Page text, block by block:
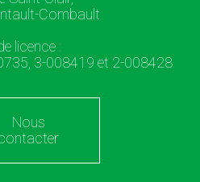
Combault
licence :
3-008419 et 2-008428
Nous